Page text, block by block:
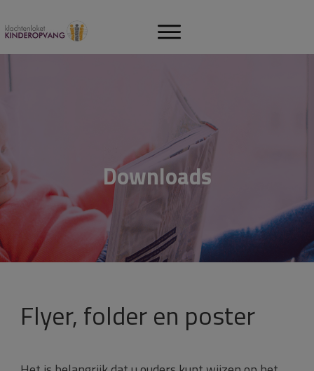
Downloads
Flyer, folder en poster